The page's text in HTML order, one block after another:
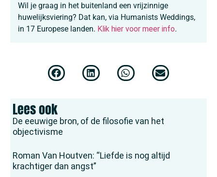
Wil je graag in het buitenland een vrijzinnige
huwelijksviering? Dat kan, via Humanists Weddings,
in 17 Europese landen. Klik hier voor meer info.
Lees ook
De eeuwige bron, of de filosofie van het
objectivisme
Roman Van Houtven: “Liefde is nog altijd
krachtiger dan angst”